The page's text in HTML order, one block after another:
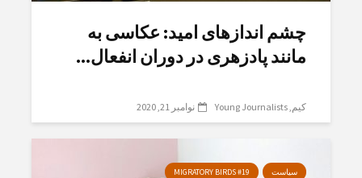
چشم اندازهای امید: عکاسی بە
مانند پادزهری در دوران انفعال...
کیم Young Journalists نوامبر 21, 2020
سیاست MIGRATORY BIRDS #19